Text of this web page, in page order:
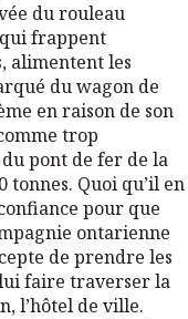
du rouleau
frappent
alimentent les
du wagon de
en raison de son
trop
pont de fer de la
Quoi qu’il en
pour que
ontarienne
de prendre les
faire traverser la
l’hôtel de ville.